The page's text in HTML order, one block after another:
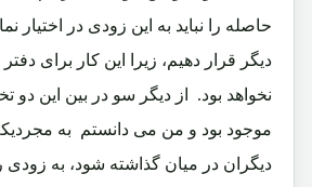
حاصله را نباید به این زودی در اختیار
دیگر قرار دهیم، زیرا این کار برای
نخواهد بود. از دیگر سو در بین این دو
موجود بود و من می دانستم به مجردیکه
دیگران در میان گذاشته شود، به